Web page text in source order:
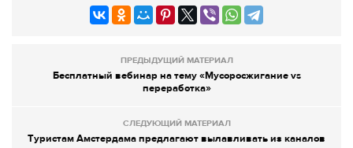
ПРЕДЫДУЩИЙ МАТЕРИАЛ
Бесплатный вебинар на тему «Мусоросжигание vs
переработка»
СЛЕДУЮЩИЙ МАТЕРИАЛ
Туристам Амстердама предлагают вылавливать из каналов